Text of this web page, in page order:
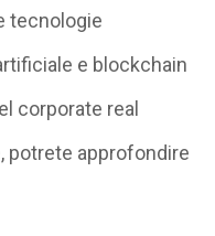
tecnologie
e blockchain
corporate real
potrete approfondire